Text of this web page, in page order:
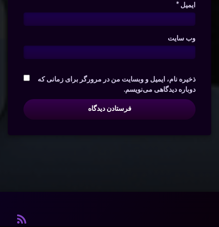
ایمیل *
وب‌ سایت
ذخیره نام، ایمیل و وبسایت من در مرورگر برای زمانی که
دوباره دیدگاهی می‌نویسم.
آر